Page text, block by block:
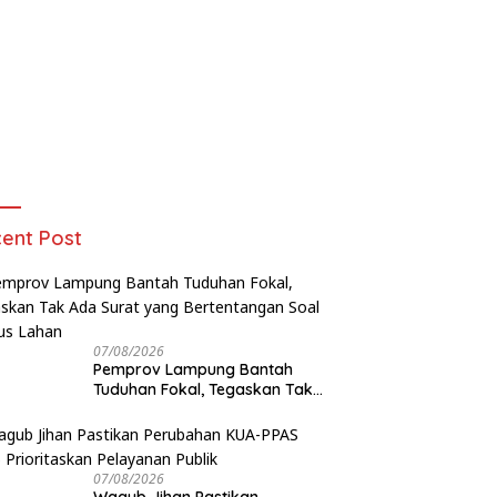
Post
07/08/2026
Pemprov Lampung Bantah
Tuduhan Fokal, Tegaskan Tak
Soal Status Lahan
07/08/2026